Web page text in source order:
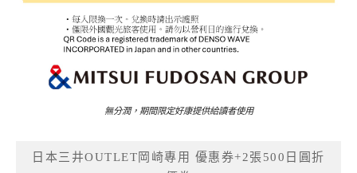
無分潤，期間限定好康提供給讀者使用
日本三井OUTLET岡崎專用 優惠券+2張500日圓折